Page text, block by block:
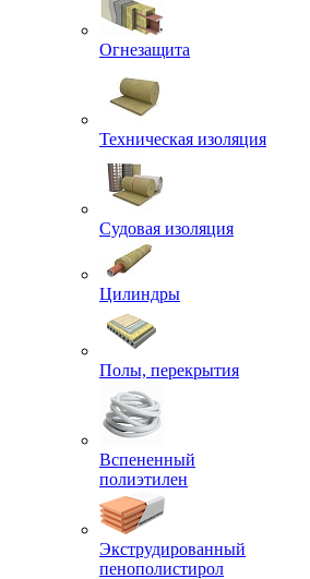
Огнезащита
Техническая изоляция
Судовая изоляция
Цилиндры
Полы, перекрытия
Вспененный
полиэтилен
Экструдированный
пенополистирол